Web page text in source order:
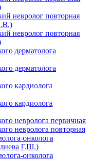
невролог повторная
невролог повторная
дерматолога
дерматолога
кардиолога
кардиолога
невролога первичная
невролога повторная
онколога
Г.Ш.)
онколога